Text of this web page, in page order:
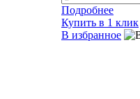
Подробнее
Купить в 1 клик
В избранное